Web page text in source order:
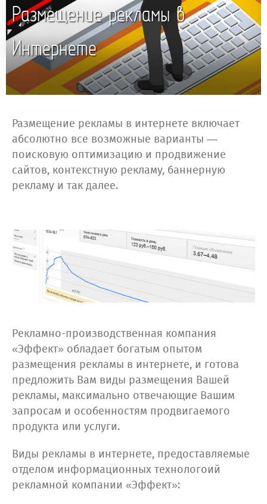
Размещение рекламы в
Интернете
Размещение рекламы в интернете включает
абсолютно все возможные варианты —
поисковую оптимизацию и продвижение
сайтов, контекстную рекламу, баннерную
рекламу и так далее.
Рекламно-производственная компания
«Эффект» обладает богатым опытом
размещения рекламы в интернете, и готова
предложить Вам виды размещения Вашей
рекламы, максимально отвечающие Вашим
запросам и особенностям продвигаемого
продукта или услуги.
Виды рекламы в интернете, предоставляемые
отделом информационных технологоий
рекламной компании «Эффект»: